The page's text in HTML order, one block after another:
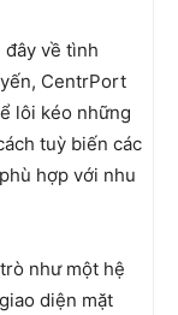
về tình
CentrPort
lôi kéo những
tuỳ biến các
hợp với nhu
như một hệ
diện mặt